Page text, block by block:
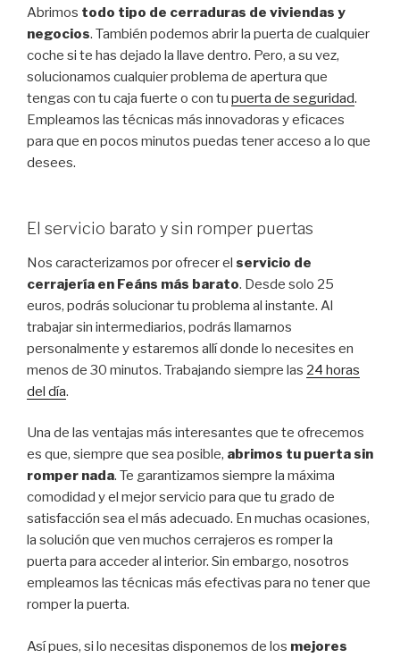
Abrimos todo tipo de cerraduras de viviendas y
negocios. También podemos abrir la puerta de cualquier
coche si te has dejado la llave dentro. Pero, a su vez,
solucionamos cualquier problema de apertura que
tengas con tu caja fuerte o con tu puerta de seguridad.
Empleamos las técnicas más innovadoras y eficaces
para que en pocos minutos puedas tener acceso a lo que
desees.
El servicio barato y sin romper puertas
Nos caracterizamos por ofrecer el servicio de
cerrajería en Feáns más barato. Desde solo 25
euros, podrás solucionar tu problema al instante. Al
trabajar sin intermediarios, podrás llamarnos
personalmente y estaremos allí donde lo necesites en
menos de 30 minutos. Trabajando siempre las 24 horas
del día.
Una de las ventajas más interesantes que te ofrecemos
es que, siempre que sea posible, abrimos tu puerta sin
romper nada. Te garantizamos siempre la máxima
comodidad y el mejor servicio para que tu grado de
satisfacción sea el más adecuado. En muchas ocasiones,
la solución que ven muchos cerrajeros es romper la
puerta para acceder al interior. Sin embargo, nosotros
empleamos las técnicas más efectivas para no tener que
romper la puerta.
Así pues, si lo necesitas disponemos de los mejores